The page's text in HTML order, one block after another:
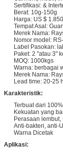
Sertifikasi: &
Berat: 10g-150g
Harga: US $
Tempat Asal:
Merek Nama:
Nomor model:
Label Pasokan:
Paket: 2 "atau 3"
MOQ: 1000kgs
Warna: berbagai
Merek Nama:
Lead time: 20-25
Karakteristik:
Terbuat dari
Kekuatan yang
Perasaan
Anti-bakteri, anti-
Warna Dicetak
Aplikasi: